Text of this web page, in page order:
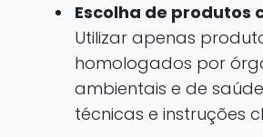
Escolha de produtos
Utilizar apenas
homologados por
ambientais e de
técnicas e instruções